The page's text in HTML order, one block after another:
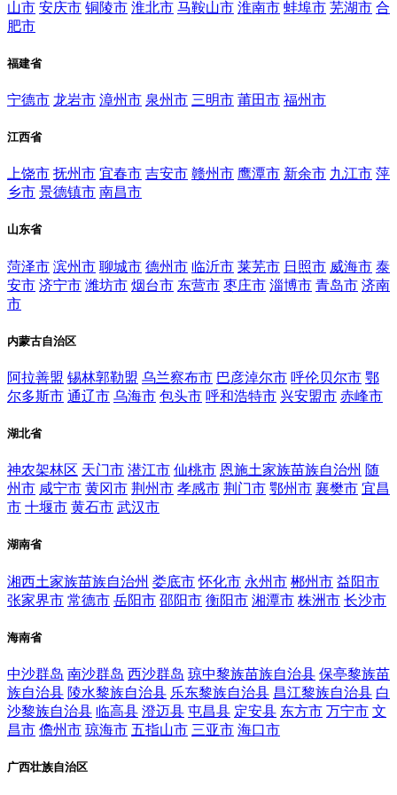
山市 安庆市 铜陵市 淮北市 马鞍山市 淮南市 蚌埠市 芜湖市 合
肥市
福建省
宁德市 龙岩市 漳州市 泉州市 三明市 莆田市 福州市
江西省
上饶市 抚州市 宜春市 吉安市 赣州市 鹰潭市 新余市 九江市 萍
乡市 景德镇市 南昌市
山东省
菏泽市 滨州市 聊城市 德州市 临沂市 莱芜市 日照市 威海市 泰
安市 济宁市 潍坊市 烟台市 东营市 枣庄市 淄博市 青岛市 济南
市
内蒙古自治区
阿拉善盟 锡林郭勒盟 乌兰察布市 巴彦淖尔市 呼伦贝尔市 鄂
尔多斯市 通辽市 乌海市 包头市 呼和浩特市 兴安盟市 赤峰市
湖北省
神农架林区 天门市 潜江市 仙桃市 恩施土家族苗族自治州 随
州市 咸宁市 黄冈市 荆州市 孝感市 荆门市 鄂州市 襄樊市 宜昌
市 十堰市 黄石市 武汉市
湖南省
湘西土家族苗族自治州 娄底市 怀化市 永州市 郴州市 益阳市
张家界市 常德市 岳阳市 邵阳市 衡阳市 湘潭市 株洲市 长沙市
海南省
中沙群岛 南沙群岛 西沙群岛 琼中黎族苗族自治县 保亭黎族苗
族自治县 陵水黎族自治县 乐东黎族自治县 昌江黎族自治县 白
沙黎族自治县 临高县 澄迈县 屯昌县 定安县 东方市 万宁市 文
昌市 儋州市 琼海市 五指山市 三亚市 海口市
广西壮族自治区